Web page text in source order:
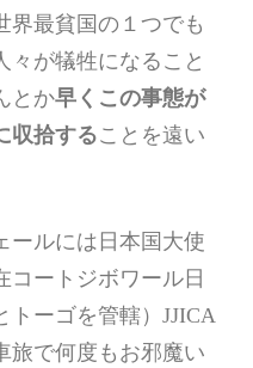
界最貧国の１つでも
々が犠牲になること
とか早くこの事態が
収拾することを遠い
ールには日本国大使
コートジボワール日
ーゴを管轄）JJICA
旅で何度もお邪魔い